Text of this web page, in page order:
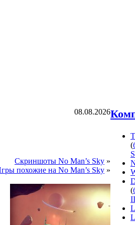
08.08.2026
Скриншоты No Man’s Sky »
похожие на No Man’s Sky »
(
(